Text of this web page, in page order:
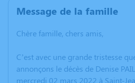
Message de la famille
Chère famille, chers amis,
C’est avec une grande tristesse
annonçons le décès de Denise
mercredi 02 mars 2022 à Saint-